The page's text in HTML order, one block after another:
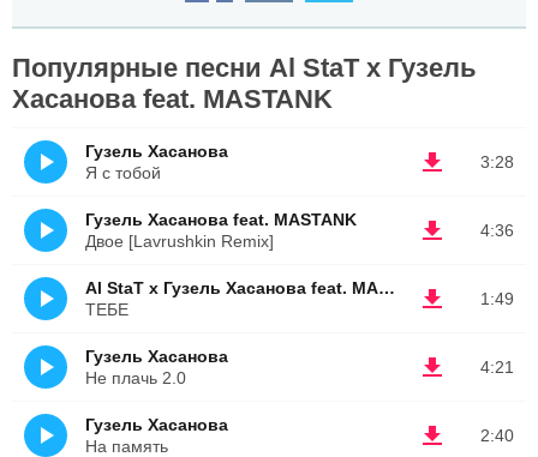
Популярные песни Al StaT х Гузель
Хасанова feat. MASTANK
3:28
Гузель Хасанова
Я с тобой
4:36
Гузель Хасанова feat. MASTANK
Двое [Lavrushkin Remix]
1:49
Al StaT х Гузель Хасанова feat. MASTANK
ТЕБЕ
4:21
Гузель Хасанова
Не плачь 2.0
2:40
Гузель Хасанова
На память